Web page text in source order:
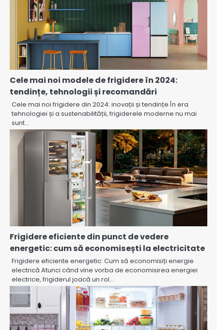
Cele mai noi modele de frigidere în 2024:
tendințe, tehnologii și recomandări
Cele mai noi frigidere din 2024: inovații și tendințe În era
tehnologiei și a sustenabilității, frigiderele moderne nu mai
sunt…
Frigidere eficiente din punct de vedere
energetic: cum să economisești la electricitate
Frigidere eficiente energetic: Cum să economisiți energie
electrică Atunci când vine vorba de economisirea energiei
electrice, frigiderul joacă un rol…